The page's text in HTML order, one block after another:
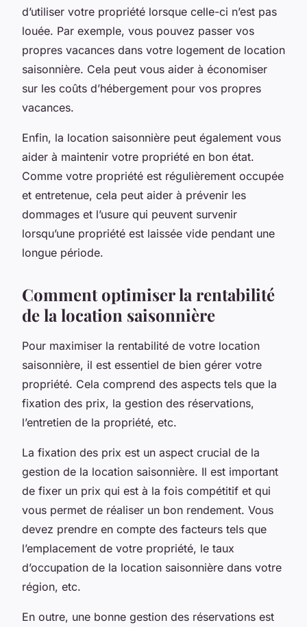
d’utiliser votre propriété lorsque celle-ci n’est pas
louée. Par exemple, vous pouvez passer vos
propres vacances dans votre logement de location
saisonnière. Cela peut vous aider à économiser
sur les coûts d’hébergement pour vos propres
vacances.
Enfin, la location saisonnière peut également vous
aider à maintenir votre propriété en bon état.
Comme votre propriété est régulièrement occupée
et entretenue, cela peut aider à prévenir les
dommages et l’usure qui peuvent survenir
lorsqu’une propriété est laissée vide pendant une
longue période.
Comment optimiser la rentabilité
de la location saisonnière
Pour maximiser la rentabilité de votre location
saisonnière, il est essentiel de bien gérer votre
propriété. Cela comprend des aspects tels que la
fixation des prix, la gestion des réservations,
l’entretien de la propriété, etc.
La fixation des prix est un aspect crucial de la
gestion de la location saisonnière. Il est important
de fixer un prix qui est à la fois compétitif et qui
vous permet de réaliser un bon rendement. Vous
devez prendre en compte des facteurs tels que
l’emplacement de votre propriété, le taux
d’occupation de la location saisonnière dans votre
région, etc.
En outre, une bonne gestion des réservations est